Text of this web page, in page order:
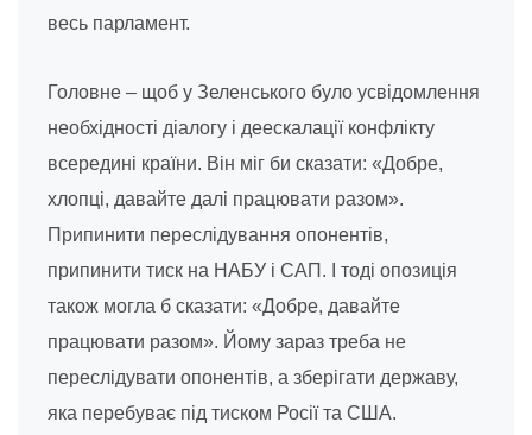
весь парламент.
Головне – щоб у Зеленського було усвідомлення
необхідності діалогу і деескалації конфлікту
всередині країни. Він міг би сказати: «Добре,
хлопці, давайте далі працювати разом».
Припинити переслідування опонентів,
припинити тиск на НАБУ і САП. І тоді опозиція
також могла б сказати: «Добре, давайте
працювати разом». Йому зараз треба не
переслідувати опонентів, а зберігати державу,
яка перебуває під тиском Росії та США.